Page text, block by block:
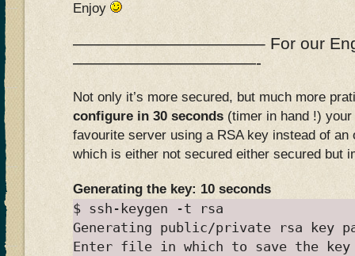
Enjoy
———————————– For our
———————————-
Not only it’s more secured, but much more
configure in 30 seconds (timer in hand !)
favourite server using a RSA key instead of an
which is either not secured either secured but
Generating the key: 10 seconds
$ ssh-keygen -t rsa
Generating public/private rsa key
Enter file in which to save the key